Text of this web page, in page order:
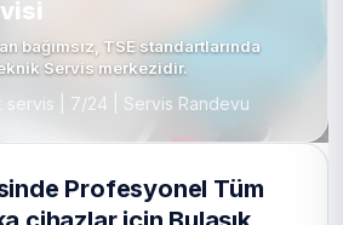
bağımsız, TSE standartlarında
Servis merkezidir.
servis | 7/24 | Servis Randevu
Profesyonel Tüm